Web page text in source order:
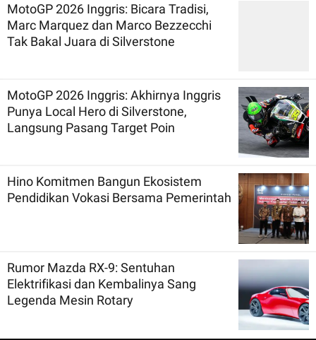
MotoGP 2026 Inggris: Bicara Tradisi,
Marc Marquez dan Marco Bezzecchi
Tak Bakal Juara di Silverstone
MotoGP 2026 Inggris: Akhirnya Inggris
Punya Local Hero di Silverstone,
Langsung Pasang Target Poin
Hino Komitmen Bangun Ekosistem
Pendidikan Vokasi Bersama Pemerintah
Rumor Mazda RX-9: Sentuhan
Elektrifikasi dan Kembalinya Sang
Legenda Mesin Rotary